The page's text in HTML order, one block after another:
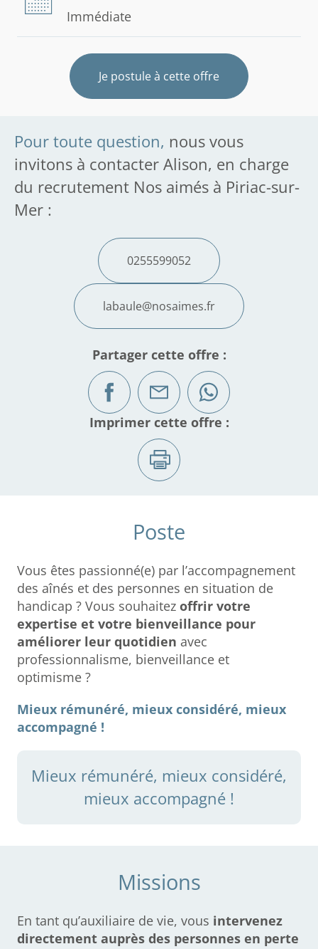
Immédiate
Je postule à cette offre
Pour toute question, nous vous
invitons à contacter Alison, en charge
du recrutement Nos aimés à Piriac-sur-
Mer :
0255599052
labaule@nosaimes.fr
Partager cette offre :
Imprimer cette offre :
Poste
Vous êtes passionné(e) par l’accompagnement
des aînés et des personnes en situation de
handicap ? Vous souhaitez offrir votre
expertise et votre bienveillance pour
améliorer leur quotidien avec
professionnalisme, bienveillance et
optimisme ?
Mieux rémunéré, mieux considéré, mieux
accompagné !
Mieux rémunéré, mieux considéré,
mieux accompagné !
Missions
En tant qu’auxiliaire de vie, vous intervenez
directement auprès des personnes en perte